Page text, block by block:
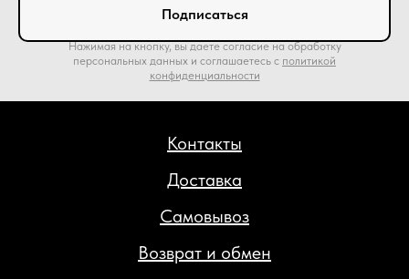
Подписаться
Доставка
Возврат и обмен
Самовывоз
Контакты
Нажимая на кнопку, вы даете согласие на обработку
персональных данных и соглашаетесь c политикой
конфиденциальности